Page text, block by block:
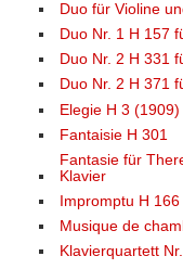
Duo für Violine
Duo Nr. 1 H 157
Duo Nr. 2 H 331
Duo Nr. 2 H 371
Elegie H 3 (1909)
Fantaisie H 301
Fantasie für
Klavier
Impromptu H
Musique de
Klavierquartett